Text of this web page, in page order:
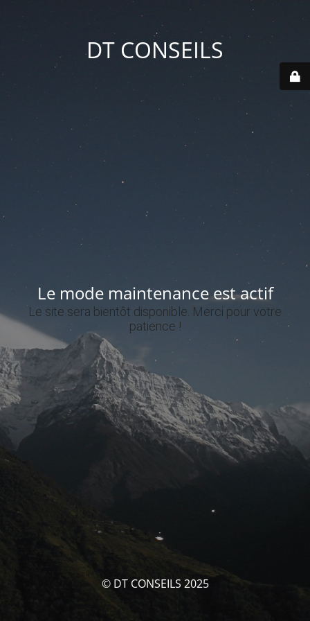
DT CONSEILS
Le mode maintenance est actif
Le site sera bientôt disponible. Merci pour votre
patience !
© DT CONSEILS 2025